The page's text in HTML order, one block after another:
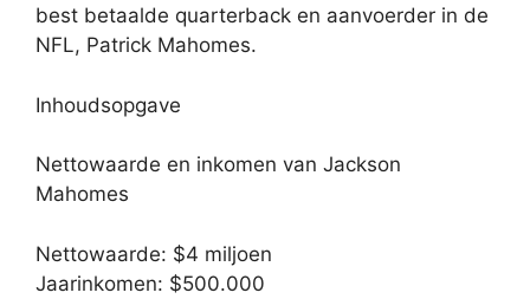
best betaalde quarterback en aanvoerder in de
NFL, Patrick Mahomes.
Inhoudsopgave
Nettowaarde en inkomen van Jackson
Mahomes
Nettowaarde: $4 miljoen
Jaarinkomen: $500.000